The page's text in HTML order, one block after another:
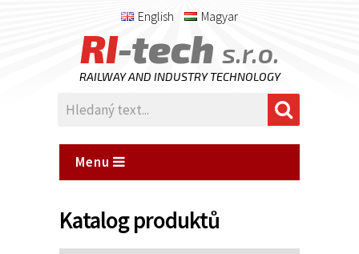
English Magyar
RI-tech s.r.o.
RAILWAY AND INDUSTRY TECHNOLOGY
Menu
Katalog produktů